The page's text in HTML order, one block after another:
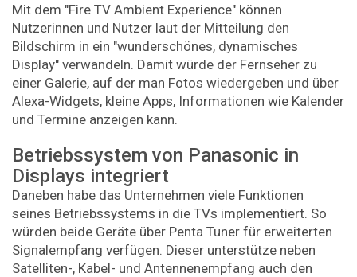
Mit dem "Fire TV Ambient Experience" können
Nutzerinnen und Nutzer laut der Mitteilung den
Bildschirm in ein "wunderschönes, dynamisches
Display" verwandeln. Damit würde der Fernseher zu
einer Galerie, auf der man Fotos wiedergeben und über
Alexa-Widgets, kleine Apps, Informationen wie Kalender
und Termine anzeigen kann.
Betriebssystem von Panasonic in
Displays integriert
Daneben habe das Unternehmen viele Funktionen
seines Betriebssystems in die TVs implementiert. So
würden beide Geräte über Penta Tuner für erweiterten
Signalempfang verfügen. Dieser unterstütze neben
Satelliten-, Kabel- und Antennenempfang auch den